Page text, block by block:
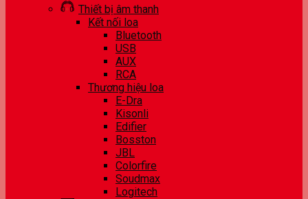
Thiết bị âm thanh
Kết nối loa
Bluetooth
USB
AUX
RCA
Thương hiệu loa
E-Dra
Kisonli
Edifier
Bosston
JBL
Colorfire
Soudmax
Logitech